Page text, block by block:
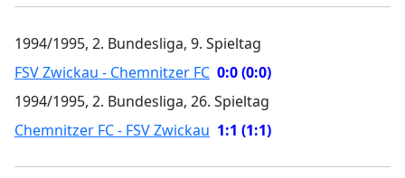
1994/1995, 2. Bundesliga, 9. Spieltag
FSV Zwickau - Chemnitzer FC 0:0 (0:0)
1994/1995, 2. Bundesliga, 26. Spieltag
Chemnitzer FC - FSV Zwickau 1:1 (1:1)